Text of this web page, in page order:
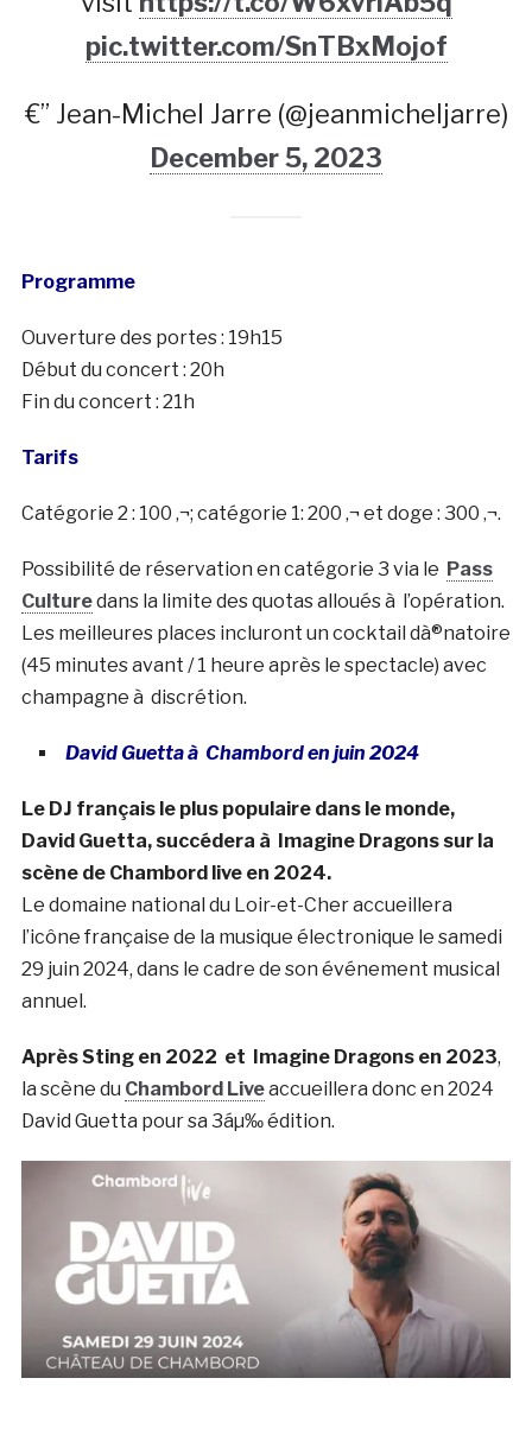
pic.twitter.com/SnTBxMojof
€” Jean-Michel Jarre (@jeanmicheljarre)
December 5, 2023
Programme
Ouverture des portes : 19h15
Début du concert : 20h
Fin du concert : 21h
Tarifs
Catégorie 2 : 100 ‚¬; catégorie 1: 200 ‚¬ et doge : 300 ‚¬.
Possibilité de réservation en catégorie 3 via le Pass
Culturedans la limite des quotas alloués à l’opération.
Les meilleures places incluront un cocktail dà®natoire
(45 minutes avant / 1 heure après le spectacle) avec
champagne à discrétion.
David Guetta à Chambord en juin 2024
Le DJ français le plus populaire dans le monde,
David Guetta, succédera à Imagine Dragons sur la
scène de Chambord live en 2024.
Le domaine national du Loir-et-Cher accueillera
l’icône française de la musique électronique le samedi
29 juin 2024, dans le cadre de son événement musical
annuel.
Après Sting en 2022 et Imagine Dragons en 2023,
la scène du Chambord Liveaccueillera donc en 2024
David Guetta pour sa 3áµ‰ édition.